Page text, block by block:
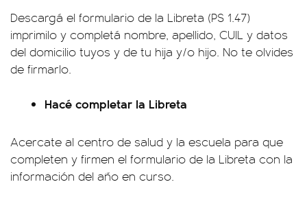
Descargá el formulario de la Libreta (PS 1.47)
imprimilo y completá nombre, apellido, CUIL y datos
del domicilio tuyos y de tu hija y/o hijo. No te olvides
de firmarlo.
Hacé completar la Libreta
Acercate al centro de salud y la escuela para que
completen y firmen el formulario de la Libreta con la
información del año en curso.